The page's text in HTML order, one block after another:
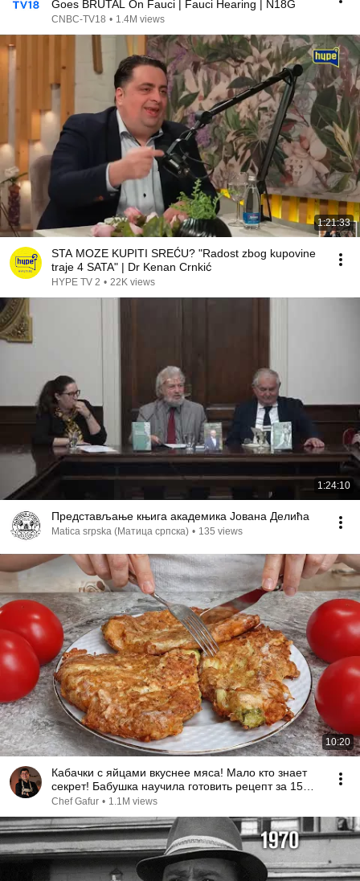
Goes BRUTAL On Fauci | Fauci Hearing | N18G
CNBC-TV18 • 1.4M views
1:21:33
STA MOZE KUPITI SREĆU? "Radost zbog kupovine
traje 4 SATA" | Dr Kenan Crnkić
HYPE TV 2 • 22K views
1:24:10
Представљање књига академика Јована Делића
Matica srpska (Матица српска) • 135 views
10:20
Кабачки с яйцами вкуснее мяса! Мало кто знает
секрет! Бабушка научила готовить рецепт за 15
минут
Chef Gafur • 1.1M views